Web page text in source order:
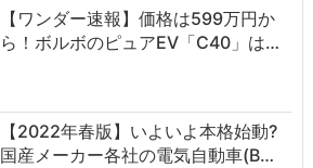
【ワンダー速報】価格は599万円か
ら！ボルボのピュアEV「C40」は…
【2022年春版】いよいよ本格始動?
国産メーカー各社の電気自動車(B…